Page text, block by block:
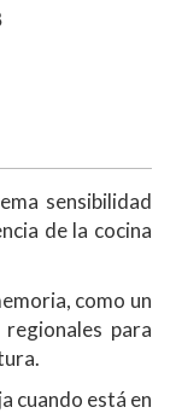
sensibilidad
de la cocina
como un
para
cuando está en